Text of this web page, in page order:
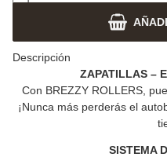
Descripción
ZAPATILLAS –
Con BREZZY ROLLERS,
¡Nunca más perderás el
SISTEMA